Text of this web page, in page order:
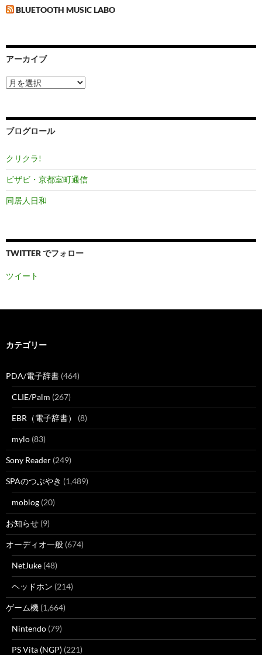
BLUETOOTH MUSIC LABO
アーカイブ
ア
ー
ブ
ブログロール
クリクラ!
ビザビ・京都室町通信
同居人日和
TWITTER でフォロー
ツイート
カテゴリー
PDA/電子辞書 (464)
CLIE/Palm (267)
EBR（電子辞書） (8)
mylo (83)
Sony Reader (249)
SPAのつぶやき (1,489)
moblog (20)
お知らせ (9)
オーディオ一般 (674)
NetJuke (48)
ヘッドホン (214)
ゲーム機 (1,664)
Nintendo (79)
PS Vita (NGP) (221)